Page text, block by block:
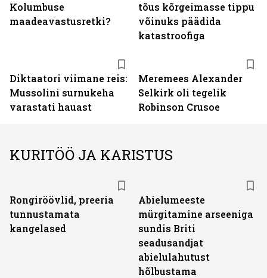
Kolumbuse
maadeavastusretki?
tõus kõrgeimasse tippu
võinuks päädida
katastroofiga
Diktaatori viimane reis:
Mussolini surnukeha
varastati hauast
Meremees Alexander
Selkirk oli tegelik
Robinson Crusoe
KURITÖÖ JA KARISTUS
Rongiröövlid, preeria
tunnustamata
kangelased
Abielumeeste
mürgitamine arseeniga
sundis Briti
seadusandjat
abielulahutust
hõlbustama